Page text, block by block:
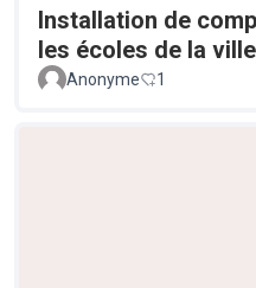
Installation de
les écoles de la ville
Anonyme 1